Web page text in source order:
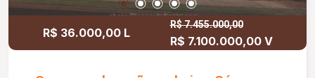
R$ 36.000,00 L
R$ 7.455.000,00
R$ 7.100.000,00 V